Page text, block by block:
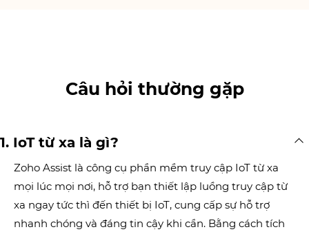
Câu hỏi thường gặp
IoT từ xa là gì?
Zoho Assist là công cụ phần mềm truy cập IoT từ xa
mọi lúc mọi nơi, hỗ trợ bạn thiết lập luồng truy cập từ
xa ngay tức thì đến thiết bị IoT, cung cấp sự hỗ trợ
nhanh chóng và đáng tin cậy khi cần. Bằng cách tích